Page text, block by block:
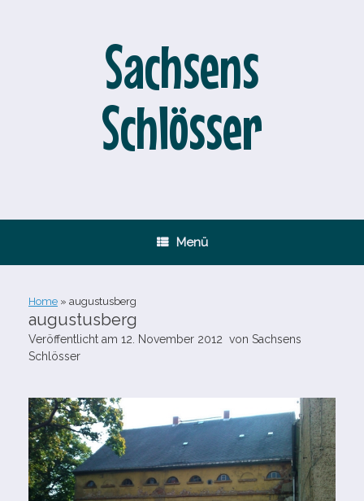
Sachsens
Schlösser
Menü
Home » augustusberg
augustusberg
Veröffentlicht am 12. November 2012 von Sachsens
Schlösser